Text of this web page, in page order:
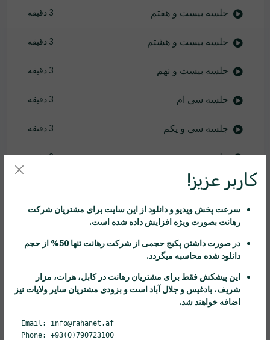
جلسه بیست و هفتم 3 دقیقه
جلسه بیست و هشتم 3 دقیقه
جلسه بیست و نهم 3 دقیقه
جلسه سی ام 3 دقیقه
جلسه سی و یکم 3 دقیقه
جلسه سی و دوم 3 دقیقه
جلسه سی و سوم
جلسه سی و چهارم 2 دقیقه
جلسه سی و پنجم 3 دقیقه
جلسه سی و ششم
جلسه سی و هفتم
کاربر عزیز!
سرعت پخش ویدیو و دانلود از این سایت برای مشتریان شرکت
رهانت بصورت ویژه افزایش داده شده است.
در صورت داشتن پکیج حجمی از شرکت رهانت
تنها 50% از حجم
دانلود شده محاسبه میگردد.
این پیشکش فقط برای مشتریان رهانت در کابل، هرات، مزار
شریف، بادغیس و جلال آباد است و بزودی مشتریان سایر ولایات نیز
اضافه خواهند شد.
Email: info@rahanet.af
Phone: +93(0)790723100